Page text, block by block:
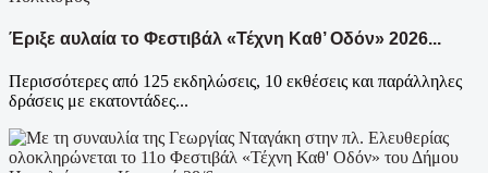
Έριξε αυλαία το Φεστιβάλ «Τέχνη Καθ’ Οδόν» 2026...
Περισσότερες από 125 εκδηλώσεις, 10 εκθέσεις και παράλληλες
δράσεις με εκατοντάδες...